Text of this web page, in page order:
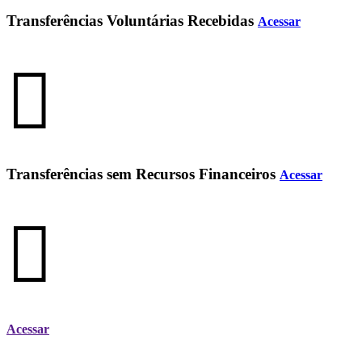
Transferências Voluntárias Recebidas Acessar
Transferências sem Recursos Financeiros Acessar
Acessar